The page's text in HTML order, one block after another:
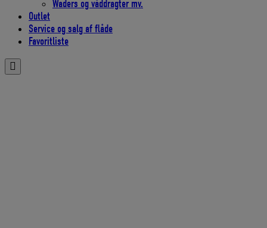
Waders og våddragter mv.
Outlet
Service og salg af flåde
Favoritliste